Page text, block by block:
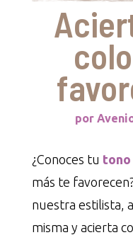
por
¿Conoces tu tono
más te
nuestra estilista,
misma y acierta